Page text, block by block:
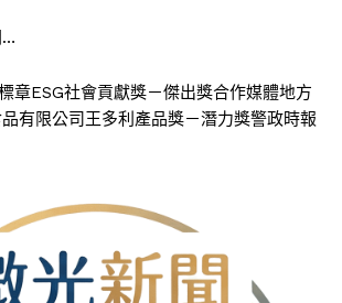
…
章ESG社會貢獻獎－傑出獎合作媒體地方
有限公司王多利產品獎－潛力獎警政時報